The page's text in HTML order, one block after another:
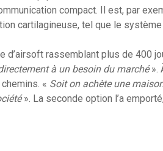
compact. Il est, par
cartilagineuse, tel que le
d’airsoft rassemblant plus de 400
à un besoin du marché».
« Soit on achète une
». La seconde option l’a